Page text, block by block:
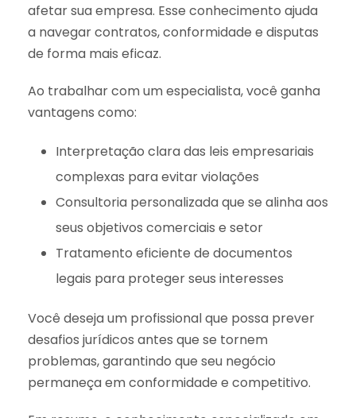
afetar sua empresa. Esse conhecimento ajuda
a navegar contratos, conformidade e disputas
de forma mais eficaz.
Ao trabalhar com um especialista, você ganha
vantagens como:
Interpretação clara das leis empresariais
complexas para evitar violações
Consultoria personalizada que se alinha aos
seus objetivos comerciais e setor
Tratamento eficiente de documentos
legais para proteger seus interesses
Você deseja um profissional que possa prever
desafios jurídicos antes que se tornem
problemas, garantindo que seu negócio
permaneça em conformidade e competitivo.